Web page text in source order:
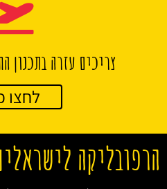
צריכים עזרה בתכנון
לחצו
הרפובליקה